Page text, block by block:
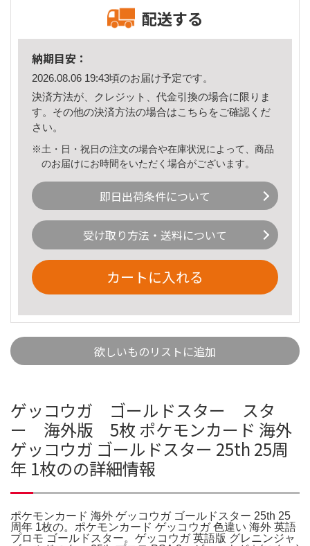
配送する
納期目安：
2026.08.06 19:43頃のお届け予定です。
決済方法が、クレジット、代金引換の場合に限りま
す。その他の決済方法の場合はこちら をご確認くだ
さい。
※土・日・祝日の注文の場合や在庫状況によって、商品
のお届けにお時間をいただく場合がございます。
即日出荷条件について
受け取り方法・送料について
カートに入れる
欲しいものリストに追加
ゲッコウガ ゴールドスター スタ
ー 海外版 5枚 ポケモンカード 海外
ゲッコウガ ゴールドスター 25th 25周
年 1枚のの詳細情報
ポケモンカード 海外 ゲッコウガ ゴールドスター 25th 25
周年 1枚の。ポケモンカード ゲッコウガ 色違い 海外 英語
プロモ ゴールドスター。ゲッコウガ 英語版 グレニンジャ